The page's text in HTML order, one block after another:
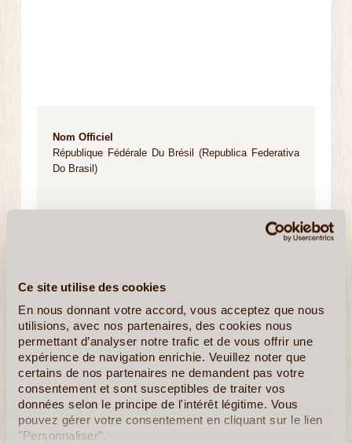
Ce site utilise des cookies
En nous donnant votre accord, vous acceptez que nous
utilisions, avec nos partenaires, des cookies nous
permettant d’analyser notre trafic et de vous offrir une
expérience de navigation enrichie. Veuillez noter que
certains de nos partenaires ne demandent pas votre
consentement et sont susceptibles de traiter vos
données selon le principe de l'intérêt légitime. Vous
pouvez gérer votre consentement en cliquant sur le lien
"Personnaliser".
Nom Officiel
République Fédérale Du Brésil (Republica Federativa
Do Brasil)
Rio de Janeiro - São Paulo - Belo Horizonte -
Salvador de Bahia - Fortaleza - Recife
Régime Politique
République Fédérale (26 Etats, 1 District Fédéral)
Devise Nationale
"Ordre et Progrès" (Ordem e Progresso)